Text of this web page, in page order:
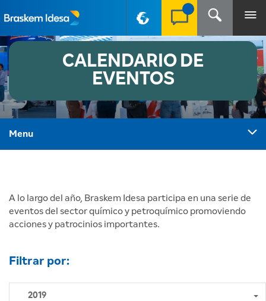
PT-BR
CALENDARIO DE
EVENTOS
Menu
A lo largo del año, Braskem Idesa participa en una serie de
eventos del sector químico y petroquímico promoviendo
acciones y patrocinios importantes.
Filtrar por:
2019